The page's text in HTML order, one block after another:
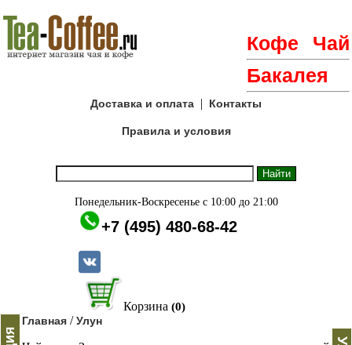
Кофе
Чай
Бакалея
Доставка и оплата | Контакты
Правила и условия
Понедельник-Воскресенье с 10:00 до 21:00
+7 (495) 480-68-42
Корзина (0)
Главная /Улун